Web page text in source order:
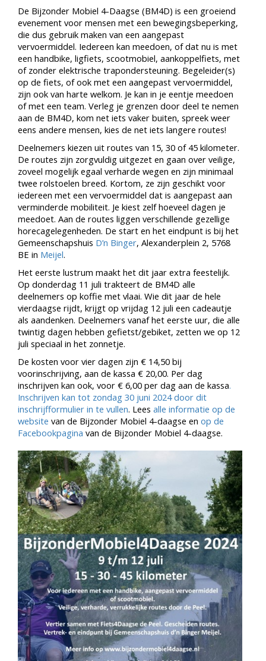
De Bijzonder Mobiel 4-Daagse (BM4D) is een groeiend
evenement voor mensen met een bewegingsbeperking,
die dus gebruik maken van een aangepast
vervoermiddel. Iedereen kan meedoen, of dat nu is met
een handbike, ligfiets, scootmobiel, aankoppelfiets, met
of zonder elektrische trapondersteuning. Begeleider(s)
op de fiets, of ook met een aangepast vervoermiddel,
zijn ook van harte welkom. Je kan in je eentje meedoen
of met een team. Verleg je grenzen door deel te nemen
aan de BM4D, kom net iets vaker buiten, spreek weer
eens andere mensen, kies de net iets langere routes!
Deelnemers kiezen uit routes van 15, 30 of 45 kilometer.
De routes zijn zorgvuldig uitgezet en gaan over veilige,
zoveel mogelijk egaal verharde wegen en zijn minimaal
twee rolstoelen breed. Kortom, ze zijn geschikt voor
iedereen met een vervoermiddel dat is aangepast aan
verminderde mobiliteit. Je kiest zelf hoeveel dagen je
meedoet. Aan de routes liggen verschillende gezellige
horecagelegenheden. De start en het eindpunt is bij het
Gemeenschapshuis D’n Binger, Alexanderplein 2, 5768
BE in Meijel.
Het eerste lustrum maakt het dit jaar extra feestelijk.
Op donderdag 11 juli trakteert de BM4D alle
deelnemers op koffie met vlaai. Wie dit jaar de hele
vierdaagse rijdt, krijgt op vrijdag 12 juli een cadeautje
als aandenken. Deelnemers vanaf het eerste uur, die alle
twintig dagen hebben gefietst/gebiket, zetten we op 12
juli speciaal in het zonnetje.
De kosten voor vier dagen zijn € 14,50 bij
voorinschrijving, aan de kassa € 20,00. Per dag
inschrijven kan ook, voor € 6,00 per dag aan de kassa.
Inschrijven kan tot zondag 30 juni 2024 door dit
inschrijfformulier in te vullen. Lees alle informatie op de
website van de Bijzonder Mobiel 4-daagse en op de
Facebookpagina van de Bijzonder Mobiel 4-daagse.